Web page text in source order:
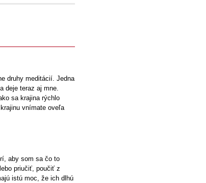
druhy meditácií. Jedna
deje teraz aj mne.
sa krajina rýchlo
vnímate oveľa
aby som sa čo to
priučiť, poučiť z
istú moc, že ich dlhú